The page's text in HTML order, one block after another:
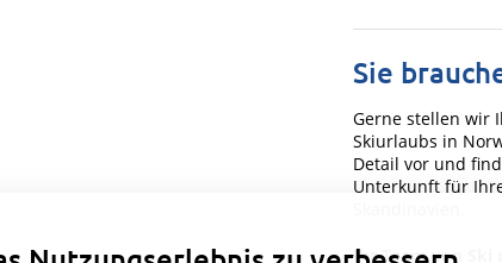
Sie
Gerne stellen wir
Skiurlaubs in
Detail vor und
Unterkunft für
Ihr Team von Ski